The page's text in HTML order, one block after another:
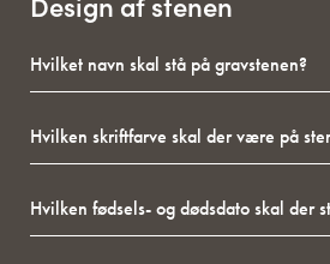
navn
skal
stå
på
skriftfarve
skal
der
være
fødsels-
og